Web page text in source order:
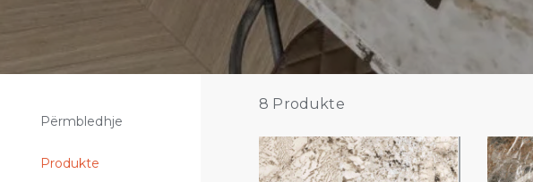
Përmbledhje
Produkte
8 Produkte